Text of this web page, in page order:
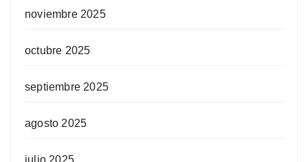
noviembre 2025
octubre 2025
septiembre 2025
agosto 2025
julio 2025